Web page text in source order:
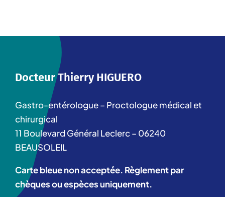
Docteur Thierry HIGUERO
Gastro-entérologue – Proctologue médical et
chirurgical
11 Boulevard Général Leclerc – 06240
BEAUSOLEIL
Carte bleue non acceptée. Règlement par
chèques ou espèces uniquement.